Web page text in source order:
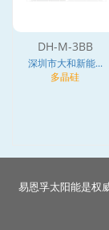
DH-M-3BB
深圳市大和新能...
多晶硅
易恩孚太阳能是权